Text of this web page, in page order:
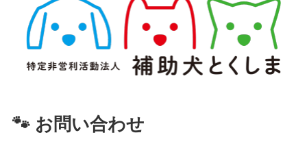
🐾 お問い合わせ